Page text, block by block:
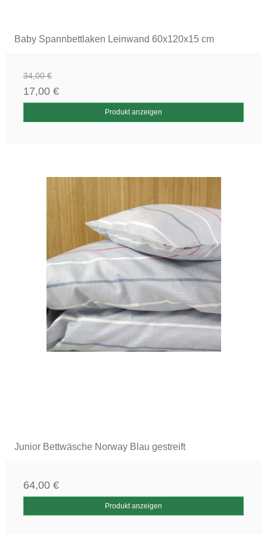
Baby Spannbettlaken Leinwand 60x120x15 cm
34,00 €
17,00 €
Produkt anzeigen
Junior Bettwäsche Norway Blau gestreift
64,00 €
Produkt anzeigen